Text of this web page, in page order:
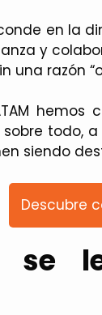
en la
y
una razón
todo,
siendo
Descubre
se